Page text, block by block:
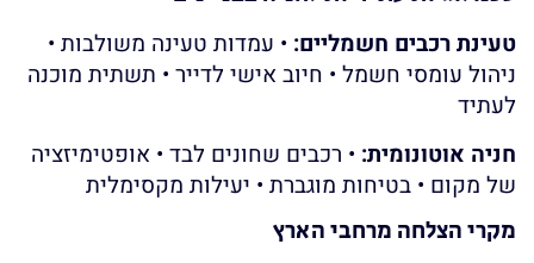
טעינת רכבים חשמליים: • עמדות טעינה משולבות •
ניהול עומסי חשמל • חיוב אישי לדייר • תשתית מוכנה
לעתיד
חניה אוטונומית: • רכבים שחונים לבד • אופטימיזציה
של מקום • בטיחות מוגברת • יעילות מקסימלית
מקרי הצלחה מרחבי הארץ